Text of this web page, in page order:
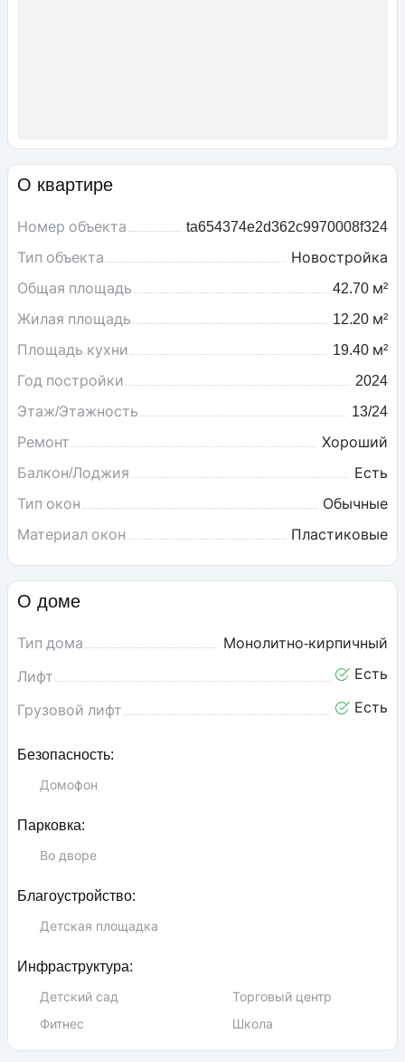
О квартире
Номер объекта
ta654374e2d362c9970008f324
Тип объекта
Новостройка
Общая площадь
42.70 м²
Жилая площадь
12.20 м²
Площадь кухни
19.40 м²
Год постройки
2024
Этаж/Этажность
13/24
Ремонт
Хороший
Балкон/Лоджия
Есть
Тип окон
Обычные
Материал окон
Пластиковые
О доме
Тип дома Монолитно-кирпичный
Лифт Есть
Грузовой лифт Есть
Безопасность:
Домофон
Парковка:
Во дворе
Благоустройство:
Детская площадка
Инфраструктура:
Детский сад
Торговый центр
Фитнес
Школа